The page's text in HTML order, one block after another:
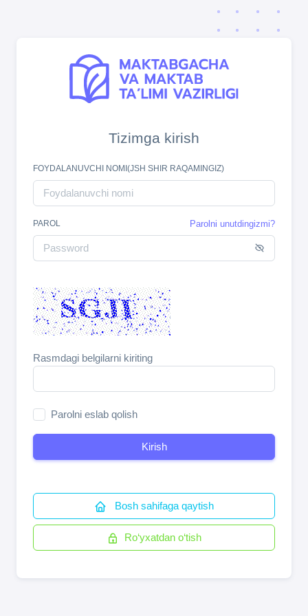
Tizimga kirish
FOYDALANUVCHI NOMI(JSH SHIR RAQAMINGIZ)
PAROL Parolni unutdingizmi?
Rasmdagi belgilarni kiriting
Parolni eslab qolish
Kirish
Bosh sahifaga qaytish
Ro‘yxatdan o‘tish